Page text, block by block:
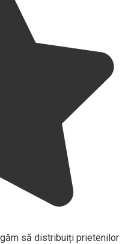
să distribuiți prietenilor